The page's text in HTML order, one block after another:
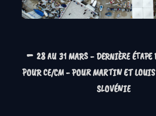
- 28 AU 31 MARS - DERNIÈRE ÉTAPE
POUR CE/CM - POUR MARTIN ET
SLOVÉNIE